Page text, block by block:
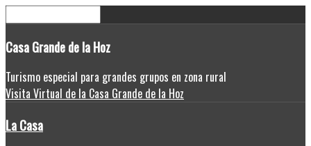
CasaGrande de la Hoz
Turismo especial para grandes grupos en zona rural
Visita Virtual de la Casa Grande de la Hoz
La Casa